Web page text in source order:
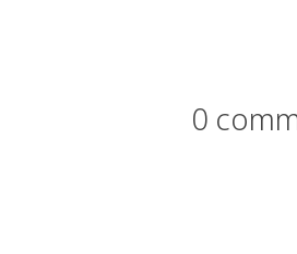
0